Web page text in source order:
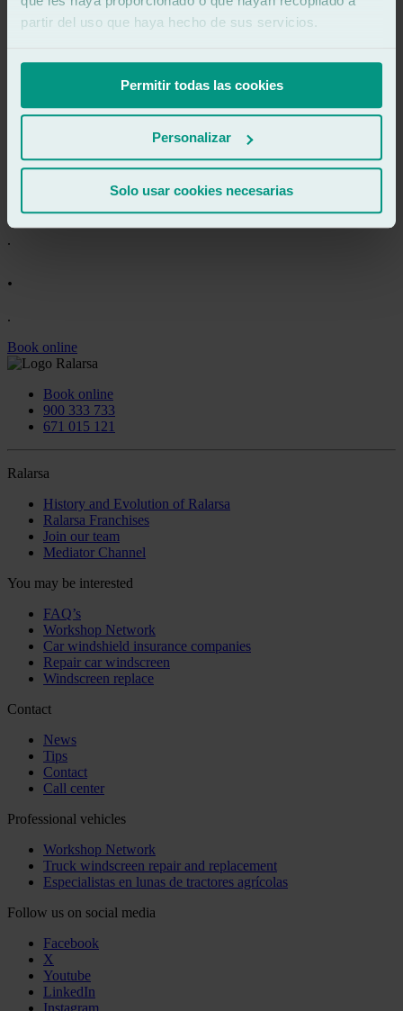
partir del uso que haya hecho de sus servicios.
Permitir todas las cookies
Personalizar
Solo usar cookies necesarias
.
.
.
.
Book online
Book online
900 333 733
671 015 121
Ralarsa
History and Evolution of Ralarsa
Ralarsa Franchises
Join our team
Mediator Channel
You may be interested
FAQ’s
Workshop Network
Car windshield insurance companies
Repair car windscreen
Windscreen replace
Contact
News
Tips
Contact
Call center
Professional vehicles
Workshop Network
Truck windscreen repair and replacement
Especialistas en lunas de tractores agrícolas
Follow us on social media
Facebook
X
Youtube
LinkedIn
Instagram